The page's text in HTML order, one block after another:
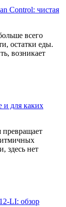
Control: чистая
всего
остатки еды.
возникает
и для каких
здесь нет
LI: обзор